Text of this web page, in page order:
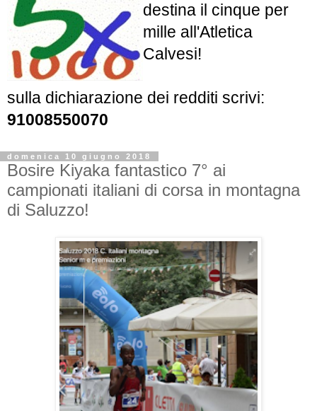
destina il cinque per
mille all'Atletica
Calvesi!
sulla dichiarazione dei redditi scrivi:
91008550070
domenica 10 giugno 2018
Bosire Kiyaka fantastico 7° ai
campionati italiani di corsa in montagna
di Saluzzo!